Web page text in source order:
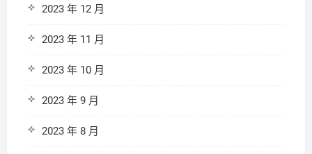
2023 年 12 月
2023 年 11 月
2023 年 10 月
2023 年 9 月
2023 年 8 月